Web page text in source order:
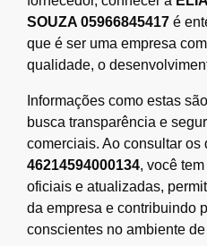
SOUZA 05966845417 é
que é ser uma empresa
qualidade, o
Informações como estas
busca transparência e
comerciais. Ao consultar os
46214594000134, você
oficiais e atualizadas,
da empresa e contribuindo
conscientes no ambiente